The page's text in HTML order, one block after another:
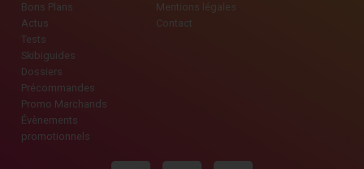
Bons Plans
Actus
Tests
Skibiguides
Dossiers
Précommandes
Promo Marchands
Évènements
promotionnels
Mentions légales
Contact